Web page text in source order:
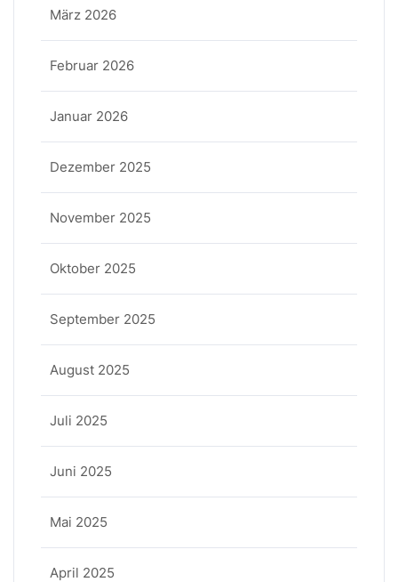
März 2026
Februar 2026
Januar 2026
Dezember 2025
November 2025
Oktober 2025
September 2025
August 2025
Juli 2025
Juni 2025
Mai 2025
April 2025